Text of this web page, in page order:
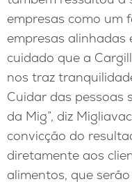
empresas como um
empresas alinhadas
cuidado que a
nos traz
Cuidar das pessoas
da Mig”, diz
convicção do
diretamente aos
alimentos, que